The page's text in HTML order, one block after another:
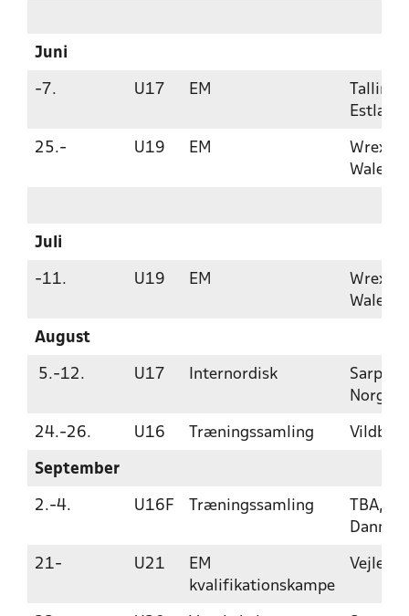
Juni
-7. U17 EM
Tallinn,
Estland
25.- U19 EM
Wales
Juli
-11. U19 EM
Wales
August
5.-12. U17 Internordisk
Norge
24.-26. U16 Træningssamling
September
2.-4. U16F Træningssamling
TBA,
21- U21
EM
kvalifikationskampe
Vejle